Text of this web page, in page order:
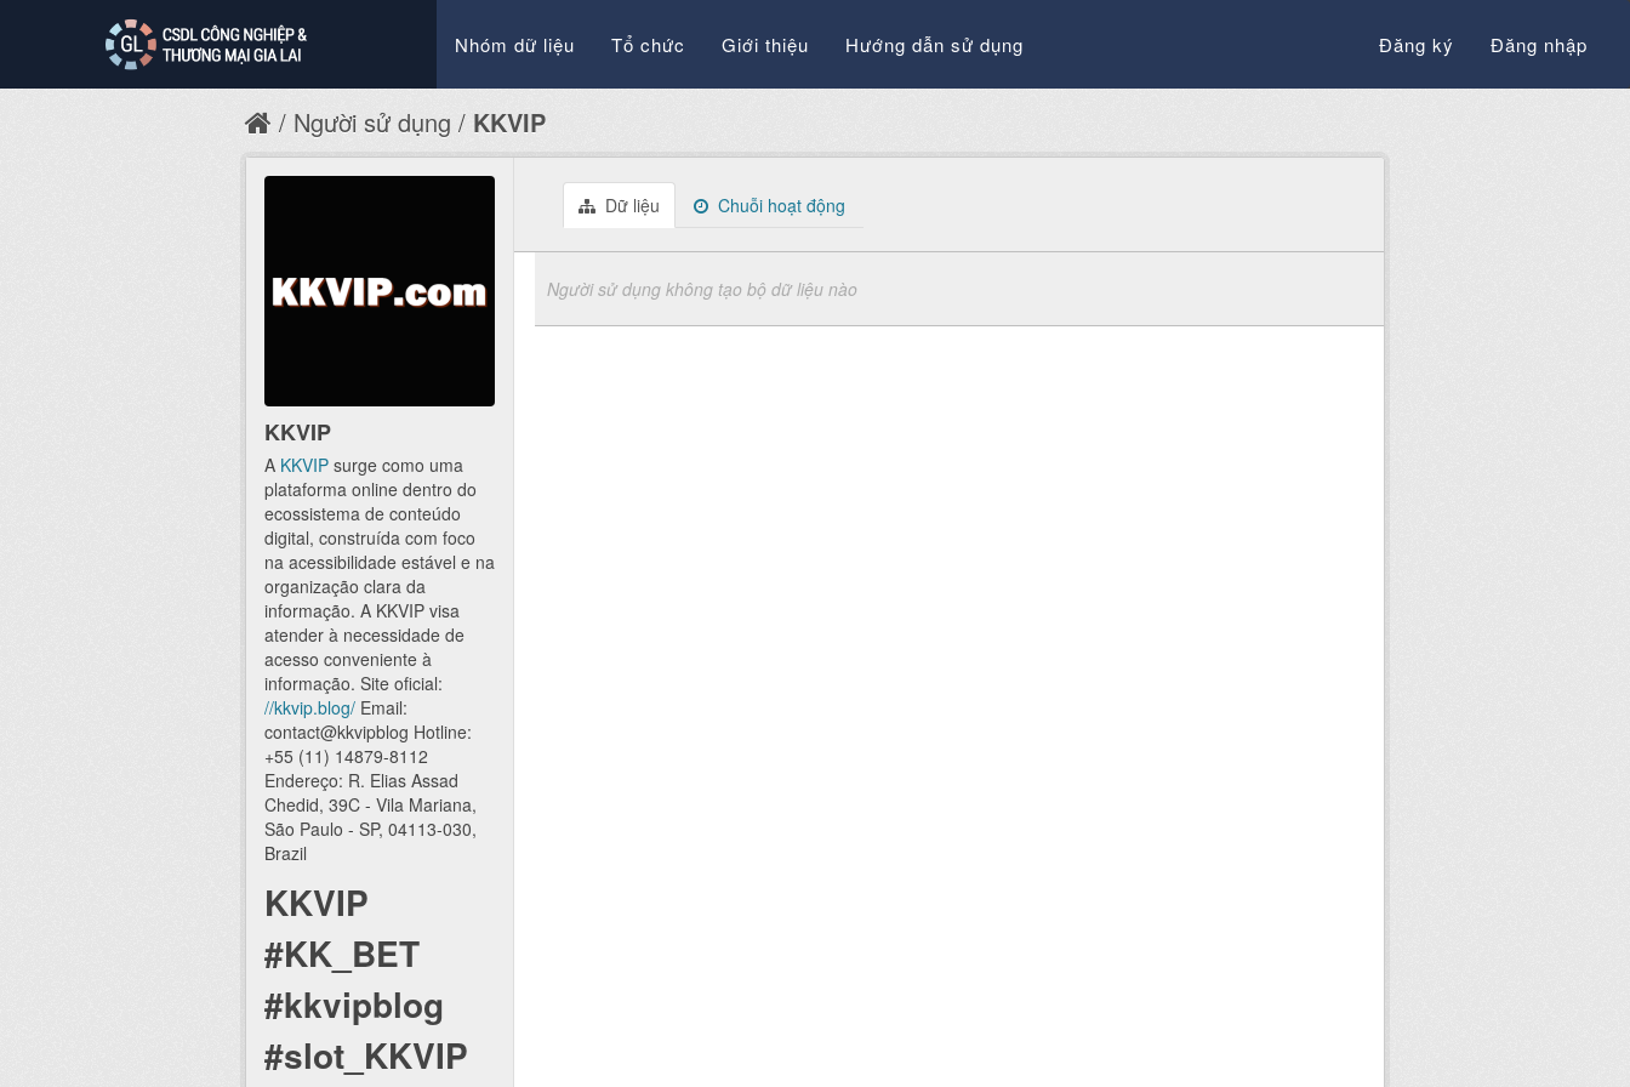
Nhóm dữ liệu Tổ chức Giới thiệu Hướng dẫn sử dụng Đăng ký Đăng nhập
Người sử dụng KKVIP
Dữ liệu Chuỗi hoạt động
Người sử dụng không tạo bộ dữ liệu nào
KKVIP
A KKVIP surge como uma
plataforma online dentro do
ecossistema de conteúdo
digital, construída com foco
na acessibilidade estável e na
organização clara da
informação. A KKVIP visa
atender à necessidade de
acesso conveniente à
informação. Site oficial:
//kkvip.blog/ Email:
contact@kkvipblog Hotline:
+55 (11) 14879-8112
Endereço: R. Elias Assad
Chedid, 39C - Vila Mariana,
São Paulo - SP, 04113-030,
Brazil
KKVIP
#KK_BET
#kkvipblog
#slot_KKVIP